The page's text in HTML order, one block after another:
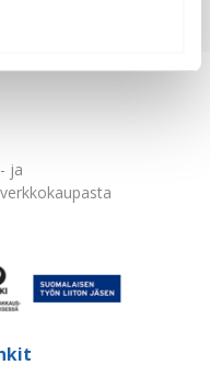
ja